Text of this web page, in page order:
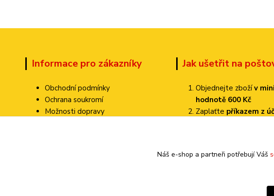
Informace pro zákazníky
Obchodní podmínky
Ochrana soukromí
Možnosti dopravy
Jak ušetřit na
Objednejte zbožív
hodnotě 600 Kč
Zaplaťte příkazem z
Náš e-shop a partneři potřebují Váš